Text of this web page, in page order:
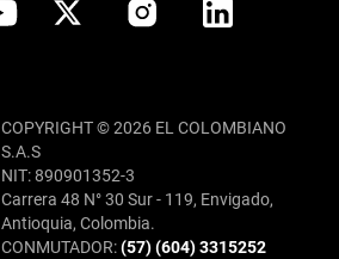
COPYRIGHT © 2026 EL COLOMBIANO
S.A.S
NIT: 890901352-3
Carrera 48 N° 30 Sur - 119, Envigado,
Antioquia, Colombia.
CONMUTADOR:(57) (604) 3315252